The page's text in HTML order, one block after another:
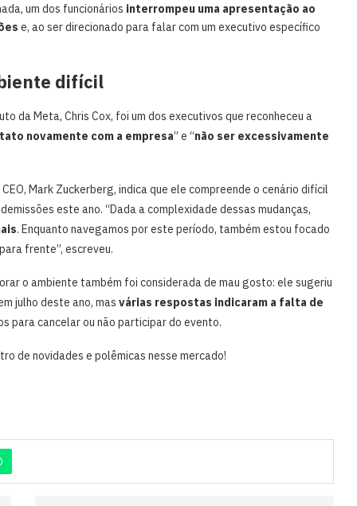
um dos funcionários interrompeu uma apresentação ao
e, ao ser direcionado para falar com um executivo específico
difícil
da Meta, Chris Cox, foi um dos executivos que reconheceu a
novamente com a empresa” e “não ser excessivamente
Mark Zuckerberg, indica que ele compreende o cenário difícil
este ano. “Dada a complexidade dessas mudanças,
. Enquanto navegamos por este período, também estou focado
frente”, escreveu.
o ambiente também foi considerada de mau gosto: ele sugeriu
julho deste ano, mas várias respostas indicaram a falta de
para cancelar ou não participar do evento.
de novidades e polêmicas nesse mercado!